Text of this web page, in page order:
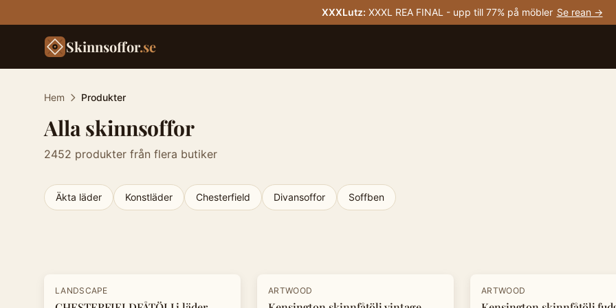
XXXLutz: XXXL REA FINAL - upp till 77% på möbler Se rean →
Skinnsoffor.se
Hem Produkter
Alla skinnsoffor
2452 produkter från flera butiker
Äkta läder Konstläder Chesterfield Divansoffor Soffben
- 30%
LANDSCAPE -20%
ARTWOOD -20%
ARTWOOD